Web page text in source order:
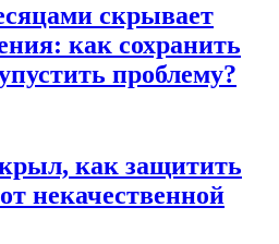
скрывает
как сохранить
проблему?
как защитить
некачественной